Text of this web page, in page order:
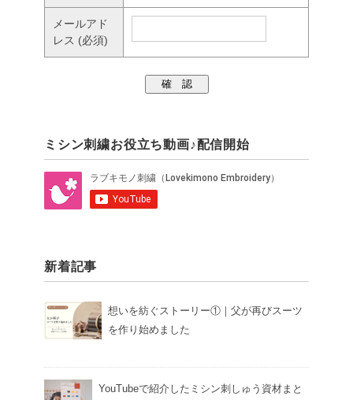
メールアド
レス (必須)
ミシン刺繍お役立ち動画♪配信開始
新着記事
想いを紡ぐストーリー①｜父が再びスーツ
を作り始めました
YouTubeで紹介したミシン刺しゅう資材まと